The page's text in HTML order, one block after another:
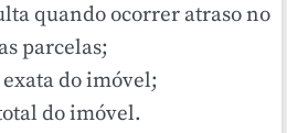
quando ocorrer atraso no
parcelas;
do imóvel;
do imóvel.